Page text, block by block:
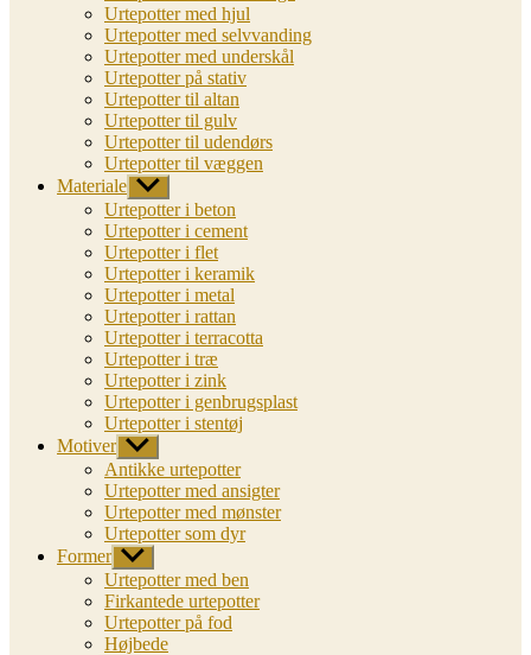
Urtepotter med hjul
Urtepotter med selvvanding
Urtepotter med underskål
Urtepotter på stativ
Urtepotter til altan
Urtepotter til gulv
Urtepotter til udendørs
Urtepotter til væggen
Materiale Vis
undermenu
Urtepotter i beton
Urtepotter i cement
Urtepotter i flet
Urtepotter i keramik
Urtepotter i metal
Urtepotter i rattan
Urtepotter i terracotta
Urtepotter i træ
Urtepotter i zink
Urtepotter i genbrugsplast
Urtepotter i stentøj
Motiver Vis
undermenu
Antikke urtepotter
Urtepotter med ansigter
Urtepotter med mønster
Urtepotter som dyr
Former Vis
undermenu
Urtepotter med ben
Firkantede urtepotter
Urtepotter på fod
Højbede